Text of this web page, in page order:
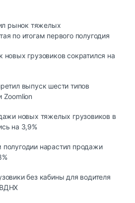
рынок тяжелых
по итогам первого полугодия
новых грузовиков сократился на
выпуск шести типов
Zoomlion
новых тяжелых грузовиков в
на 3,9%
нарастил продажи
без кабины для водителя